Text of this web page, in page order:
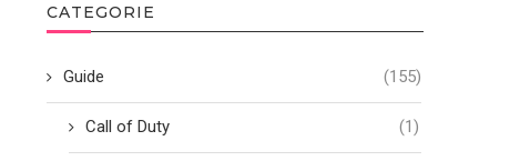
CATEGORIE
Guide (155)
Call of Duty (1)